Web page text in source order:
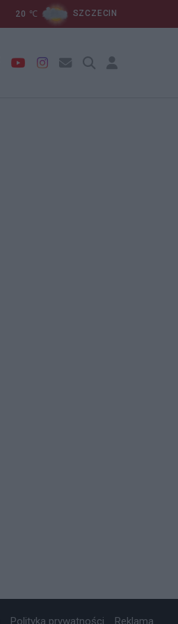
20 ℃ SZCZECIN
Polityka prywatności Reklama